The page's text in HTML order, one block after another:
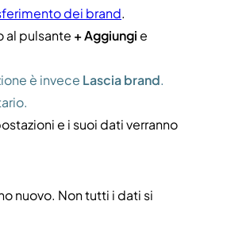
dei brand.
al pulsante + Aggiungie
è invece Lascia brand.
e i suoi dati verranno
nuovo. Non tutti i dati si